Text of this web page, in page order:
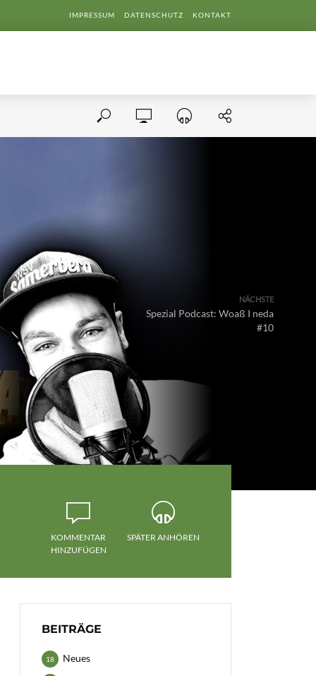
IMPRESSUM DATENSCHUTZ KONTAKT
NÄCHSTE
Spezial Podcast: Woaß I neda
#10
KOMMENTAR
HINZUFÜGEN
SPÄTER ANHÖREN
BEITRÄGE
Neues
18